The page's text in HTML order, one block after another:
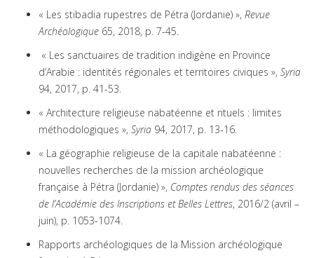
« Les stibadia rupestres de Pétra (Jordanie) », Revue
Archéologique 65, 2018, p. 7-45.
« Les sanctuaires de tradition indigène en Province
d’Arabie : identités régionales et territoires civiques », Syria
94, 2017, p. 41-53.
« Architecture religieuse nabatéenne et rituels : limites
méthodologiques », Syria 94, 2017, p. 13-16.
« La géographie religieuse de la capitale nabatéenne :
nouvelles recherches de la mission archéologique
française à Pétra (Jordanie) », Comptes rendus des séances
de l’Académie des Inscriptions et Belles Lettres, 2016/2 (avril –
juin), p. 1053-1074.
Rapports archéologiques de la Mission archéologique